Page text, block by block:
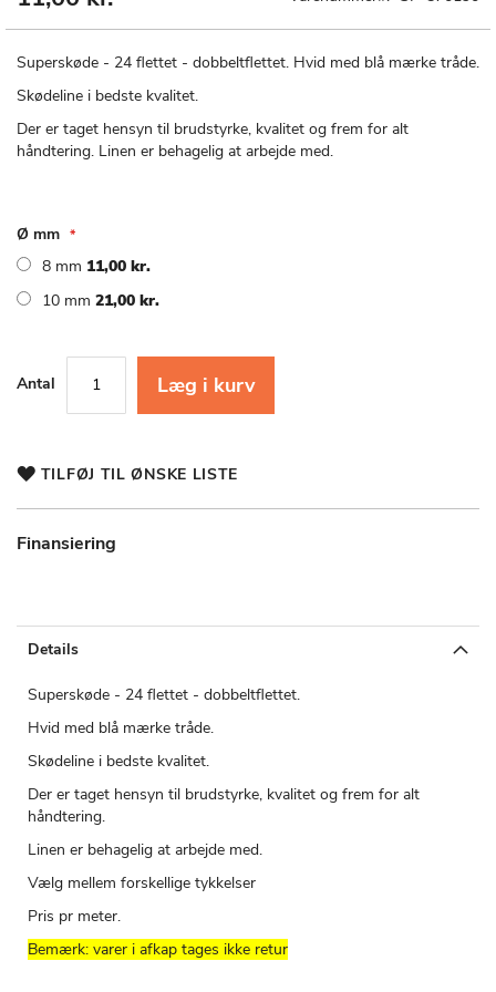
Superskøde - 24 flettet - dobbeltflettet. Hvid med blå mærke tråde.
Skødeline i bedste kvalitet.
Der er taget hensyn til brudstyrke, kvalitet og frem for alt
håndtering. Linen er behagelig at arbejde med.
Ø mm
8 mm 11,00 kr.
10 mm 21,00 kr.
Antal Læg i kurv
TILFØJ TIL ØNSKE LISTE
Finansiering
af
Details
Superskøde - 24 flettet - dobbeltflettet.
Hvid med blå mærke tråde.
Skødeline i bedste kvalitet.
Der er taget hensyn til brudstyrke, kvalitet og frem for alt
håndtering.
Linen er behagelig at arbejde med.
Vælg mellem forskellige tykkelser
Pris pr meter.
Bemærk: varer i afkap tages ikke retur